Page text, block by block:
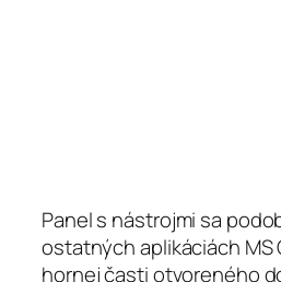
Panel s nástrojmi sa
ostatných aplikáciách MS
hornej časti otvoreného